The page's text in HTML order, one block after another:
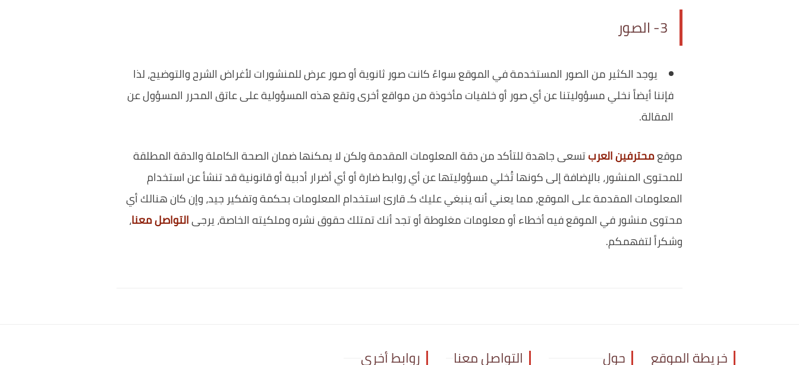
3- الصور
يوجد الكثير من الصور المستخدمة في الموقع سواءً كانت صور ثانوية أو صور عرض للمنشورات لأغراض الشرح والتوضيح، لذا
فإننا أيضاً نخلي مسؤوليتنا عن أي صور أو خلفيات مأخوذة من مواقع أخرى وتقع هذه المسؤولية على عاتق المحرر المسؤول عن
المقالة.
موقعمحترفين العربتسعى جاهدة للتأكد من دقة المعلومات المقدمة ولكن لا يمكنها ضمان الصحة الكاملة والدقة المطلقة
للمحتوى المنشور، بالإضافة إلى كونها تُخلي مسؤوليتها عن أي روابط ضارة أو أي أضرار أدبية أو قانونية قد تنشأ عن استخدام
المعلومات المقدمة على الموقع، مما يعني أنه ينبغي عليك كـ قارئ استخدام المعلومات بحكمة وتفكير جيد، وإن كان هنالك أي
محتوى منشور في الموقع فيه أخطاء أو معلومات مغلوطة أو تجد أنك تمتلك حقوق نشره وملكيته الخاصة، يرجىالتواصل معنا،
وشكراً لتفهمكم.
خريطة الموقع حول التواصل معنا روابط أخرى